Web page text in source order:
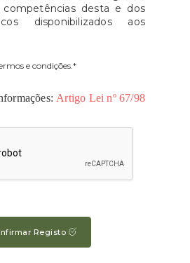
desta e dos
disponibilizados aos
e condições.*
Artigo Lei nº 67/98
Registo